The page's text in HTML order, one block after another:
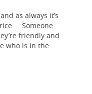
as always it’s
... Someone
friendly and
who is in the